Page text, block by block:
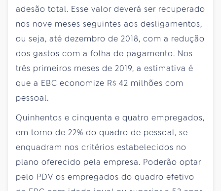
adesão total. Esse valor deverá ser recuperado
nos nove meses seguintes aos desligamentos,
ou seja, até dezembro de 2018, com a redução
dos gastos com a folha de pagamento. Nos
três primeiros meses de 2019, a estimativa é
que a EBC economize R$ 42 milhões com
pessoal.
Quinhentos e cinquenta e quatro empregados,
em torno de 22% do quadro de pessoal, se
enquadram nos critérios estabelecidos no
plano oferecido pela empresa. Poderão optar
pelo PDV os empregados do quadro efetivo